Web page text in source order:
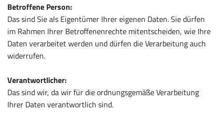
Betroffene Person:
Das sind Sie als Eigentümer Ihrer eigenen Daten. Sie dürfen
im Rahmen Ihrer Betroffenenrechte mitentscheiden, wie Ihre
Daten verarbeitet werden und dürfen die Verarbeitung auch
widerrufen.
Verantwortlicher:
Das sind wir, da wir für die ordnungsgemäße Verarbeitung
Ihrer Daten verantwortlich sind.